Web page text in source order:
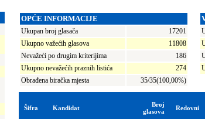
OPĆE INFORMACIJE
Ukupan broj glasača
17201
Ukupno važećih glasova
11808
Nevažeći po drugim kriterijima
186
Ukupno nevažećih praznih listića
274
Obrađena biračka mjesta
35/35(100,00%)
Šifra Kandidat
Broj
glasova
Redovni